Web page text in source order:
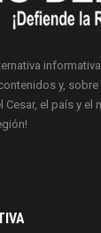
y,
el país y el